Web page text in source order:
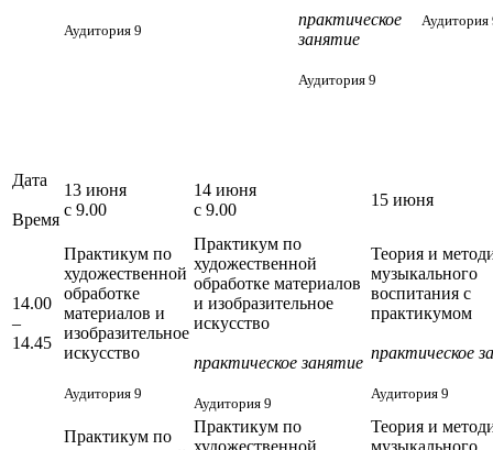
Аудитория 9
практическое
занятие
Аудитория 9
Аудитория
Дата
Время
13 июня
с 9.00
14 июня
с 9.00
15 июня
14.00
–
14.45
Практикум по
художественной
обработке
материалов и
изобразительное
искусство
Аудитория 9
Практикум по
художественной
обработке материалов
и изобразительное
искусство
практическое занятие
Аудитория 9
Теория и
музыкального
воспитания с
практикумом
практическое
Аудитория 9
Практикум по
Практикум по
художественной
Теория и
музыкального